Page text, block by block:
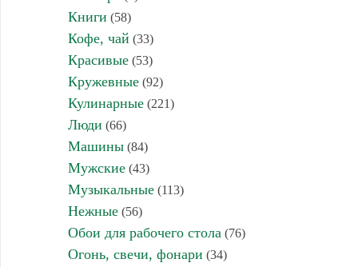
Книги (58)
Кофе, чай (33)
Красивые(53)
Кружевные(92)
Кулинарные(221)
Люди (66)
Машины(84)
Мужские(43)
Музыкальные(113)
Нежные(56)
Обои для рабочего стола (76)
Огонь, свечи, фонари (34)